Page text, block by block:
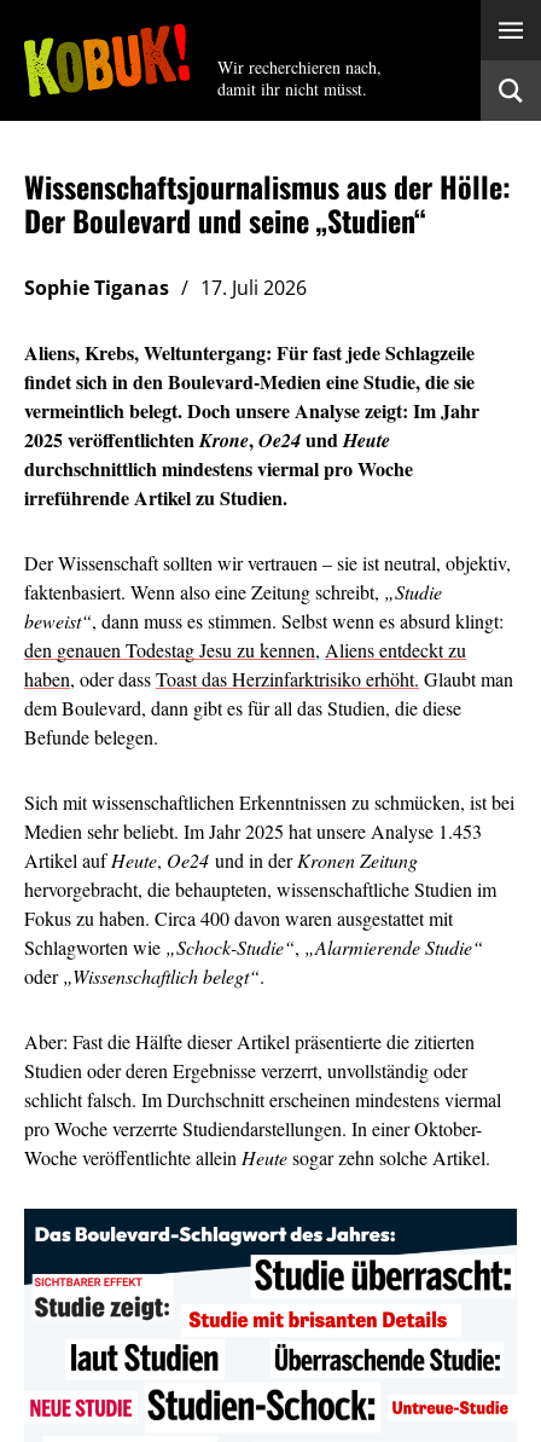
Wir recherchieren nach,
damit ihr nicht müsst.
Wissenschaftsjournalismus aus der Hölle:
Der Boulevard und seine „Studien“
Sophie Tiganas 17. Juli 2026
Aliens, Krebs, Weltuntergang: Für fast jede Schlagzeile
findet sich in den Boulevard-Medien eine Studie, die sie
vermeintlich belegt. Doch unsere Analyse zeigt: Im Jahr
2025 veröffentlichtenKrone,Oe24undHeute
durchschnittlich mindestens viermal pro Woche
irreführende Artikel zu Studien.
Der Wissenschaft sollten wir vertrauen – sie ist neutral, objektiv,
faktenbasiert. Wenn also eine Zeitung schreibt, „Studie
beweist“, dann muss es stimmen. Selbst wenn es absurd klingt:
den genauen Todestag Jesu zu kennen, Aliens entdeckt zu
haben, oder dassToast das Herzinfarktrisiko erhöht. Glaubt man
dem Boulevard, dann gibt es für all das Studien, die diese
Befunde belegen.
Sich mit wissenschaftlichen Erkenntnissen zu schmücken, ist bei
Medien sehr beliebt. Im Jahr 2025 hat unsere Analyse 1.453
Artikel aufHeute, Oe24 und in derKronen Zeitung
hervorgebracht, die behaupteten, wissenschaftliche Studien im
Fokus zu haben. Circa 400 davon waren ausgestattet mit
Schlagworten wie „Schock-Studie“, „Alarmierende Studie“
oder„Wissenschaftlich belegt“.
Aber: Fast die Hälfte dieser Artikel präsentierte die zitierten
Studien oder deren Ergebnisse verzerrt, unvollständig oder
schlicht falsch. Im Durchschnitt erscheinen mindestens viermal
pro Woche verzerrte Studiendarstellungen. In einer Oktober-
Woche veröffentlichte allein Heutesogar zehn solche Artikel.